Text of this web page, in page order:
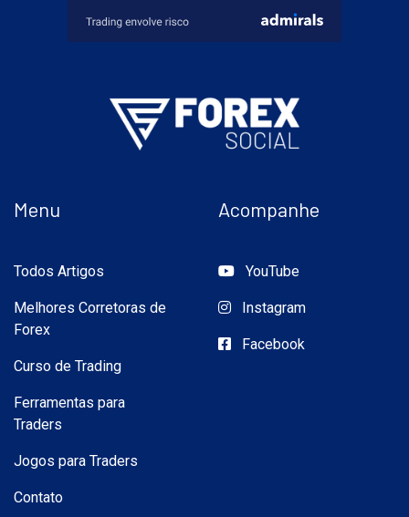
Menu
Todos Artigos
Melhores Corretoras de
Forex
Curso de Trading
Ferramentas para
Traders
Jogos para Traders
Contato
Acompanhe
YouTube
Instagram
Facebook